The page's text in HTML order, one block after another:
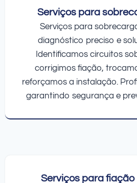
Serviços para
Serviços para
diagnóstico preciso e
Identificamos circuitos
corrigimos fiação,
reforçamos a instalação.
garantindo segurança e
Serviços para